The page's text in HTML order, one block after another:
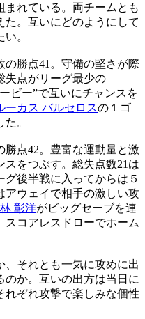
れている。両チームとも
。互いにどのようにして
。
の勝点41。守備の堅さが際
失点がリーグ最少の
ビー”で互いにチャンスを
ーカス バルセロスの１ゴ
。
勝点42。豊富な運動量と激
スをつぶす。総失点数21は
後半戦に入ってからは５
アウェイで相手の激しい攻
林 彰洋がビッグセーブを連
コアレスドローでホーム
、それとも一気に攻めに出
か。互いの出方は当日に
れぞれ攻撃で楽しみな個性